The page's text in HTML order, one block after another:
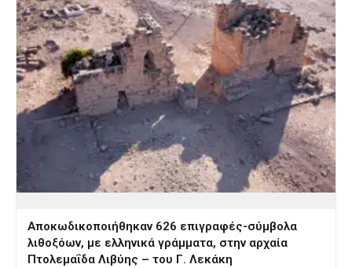
Αποκωδικοποιήθηκαν 626 επιγραφές-σύμβολα
λιθοξόων, με ελληνικά γράμματα, στην αρχαία
Πτολεμαΐδα Λιβύης – του Γ. Λεκάκη